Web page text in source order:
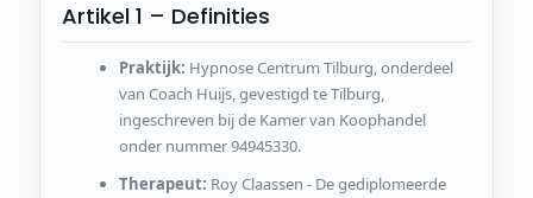
Artikel 1 – Definities
Praktijk: Hypnose Centrum Tilburg, onderdeel
van Coach Huijs, gevestigd te Tilburg,
ingeschreven bij de Kamer van Koophandel
onder nummer 94945330.
Therapeut: Roy Claassen - De gediplomeerde